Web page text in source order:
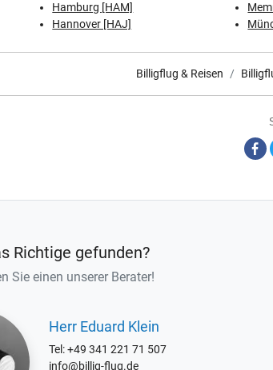
Hamburg [HAM]
Hannover [HAJ]
Billigflug & Reisen
Richtige gefunden?
Sie einen unserer Berater!
Herr Eduard Klein
Tel: +49 341 221 71 507
info@billig-flug.de